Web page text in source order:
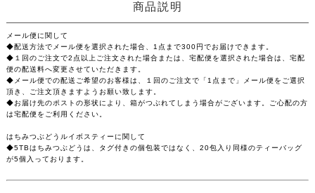
商品説明
メール便に関して
◆配送方法でメール便を選択された場合、1点まで300円でお届けできます。
◆１回のご注文で2点以上ご注文された場合または、宅配便を選択された場合は、宅配
便の配送料へ変更させていただきます。
◆メール便での配送ご希望のお客様は、１回のご注文で「1点まで」メール便をご選択
頂き、ご注文頂きますようお願い致します。
◆お届け先のポストの形状により、箱がつぶれてしまう場合がございます。ご心配の方
は宅配便をご利用ください。
はちみつぶどうルイボスティーに関して
◆5TBはちみつぶどうは、タグ付きの個包装ではなく、20包入り同様のティーバッグ
が5個入っております。